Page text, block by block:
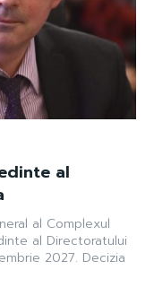
al
al Complexul
al Directoratului
2027. Decizia